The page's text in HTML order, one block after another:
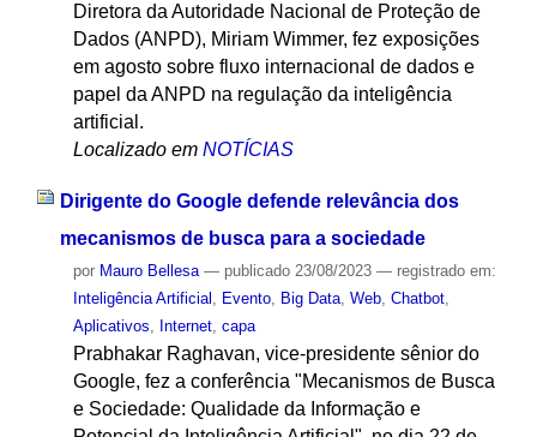
Diretora da Autoridade Nacional de Proteção de
Dados (ANPD), Miriam Wimmer, fez exposições
em agosto sobre fluxo internacional de dados e
papel da ANPD na regulação da inteligência
artificial.
Localizado em NOTÍCIAS
Dirigente do Google defende relevância dos
mecanismos de busca para a sociedade
por Mauro Bellesa — publicado23/08/2023 — registrado em:
Inteligência Artificial , Evento, Big Data, Web, Chatbot,
Aplicativos, Internet, capa
Prabhakar Raghavan, vice-presidente sênior do
Google, fez a conferência "Mecanismos de Busca
e Sociedade: Qualidade da Informação e